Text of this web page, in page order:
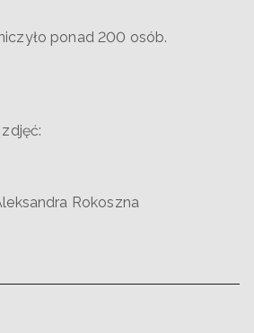
ponad 200 osób.
Rokoszna